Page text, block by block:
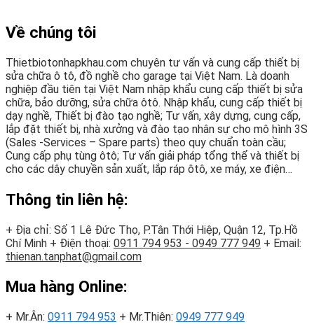
Về chúng tôi
Thietbiotonhapkhau.com chuyên tư vấn và cung cấp thiết bị
sửa chữa ô tô, đồ nghề cho garage tại Việt Nam. Là doanh
nghiệp đầu tiên tại Việt Nam nhập khẩu cung cấp thiết bị sửa
chữa, bảo dưỡng, sửa chữa ôtô. Nhập khẩu, cung cấp thiết bị
dạy nghề, Thiết bị đào tạo nghề; Tư vấn, xây dựng, cung cấp,
lắp đặt thiết bị, nhà xưởng và đào tạo nhân sự cho mô hình 3S
(Sales -Services – Spare parts) theo quy chuẩn toàn cầu;
Cung cấp phụ tùng ôtô; Tư vấn giải pháp tổng thể và thiết bị
cho các dây chuyền sản xuất, lắp ráp ôtô, xe máy, xe điện…
Thông tin liên hệ:
+ Địa chỉ: Số 1 Lê Đức Thọ, P.Tân Thới Hiệp, Quận 12, Tp.Hồ
Chí Minh + Điện thoại: 0911 794 953 - 0949 777 949 + Email:
thienan.tanphat@gmail.com
Mua hàng Online:
+ Mr.Ân: 0911 794 953 + Mr.Thiên: 0949 777 949